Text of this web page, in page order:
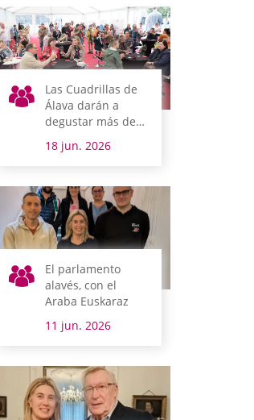
Las Cuadrillas de
Álava darán a
degustar más de
20 productos
alaveses de la
Food en la jornada
de Puertas
Abiertas
18 jun. 2026
El parlamento
alavés, con el
Araba Euskaraz
11 jun. 2026